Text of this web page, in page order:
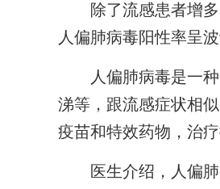
除了流感患者增多
人偏肺病毒阳性率呈波
人偏肺病毒是一种
涕等，跟流感症状相
疫苗和特效药物，治
医生介绍，人偏肺